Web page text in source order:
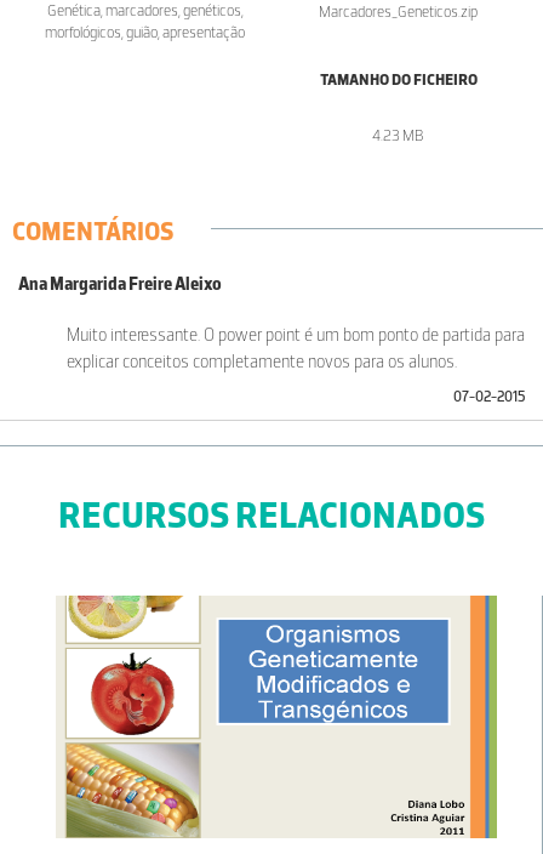
Genética, marcadores, genéticos,
morfológicos, guião, apresentação
Marcadores_Geneticos.zip
TAMANHO DO FICHEIRO
4.23 MB
COMENTÁRIOS
Ana Margarida Freire Aleixo
Muito interessante. O power point é um bom ponto de partida para
explicar conceitos completamente novos para os alunos.
07-02-2015
RECURSOS RELACIONADOS